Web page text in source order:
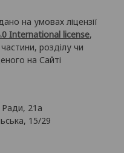
на умовах ліцензії
International license,
розділу чи
на Сайті
Ради, 21а
15/29